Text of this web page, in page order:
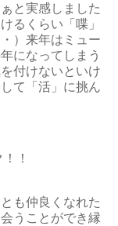
と実感しました
るくらい「喋」
）来年はミュー
になってしまう
付けないといけ
て「活」に挑ん
！
も仲良くなれた
うことができ縁